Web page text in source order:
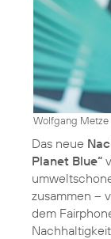
Wolfgang Metze
Das neue
Planet Blue“
zusammen –
dem